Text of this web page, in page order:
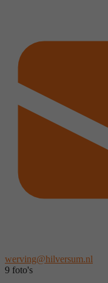
werving@hilversum.nl
9 foto's